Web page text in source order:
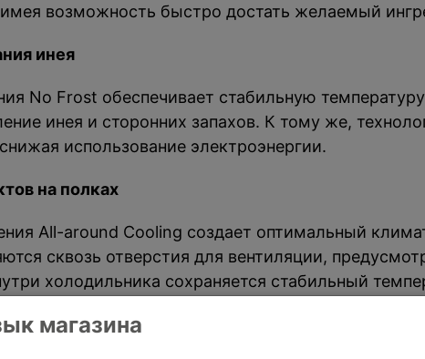
магазина
возможность быстро достать желаемый
инея
No Frost обеспечивает стабильную температуру
инея и сторонних запахов. К тому же,
использование электроэнергии.
на полках
All-around Cooling создает оптимальный
сквозь отверстия для вентиляции,
холодильника сохраняется стабильный